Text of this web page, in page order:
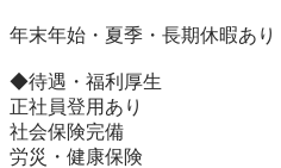
年末年始・夏季・長期休暇あり
◆待遇・福利厚生
正社員登用あり
社会保険完備
労災・健康保険